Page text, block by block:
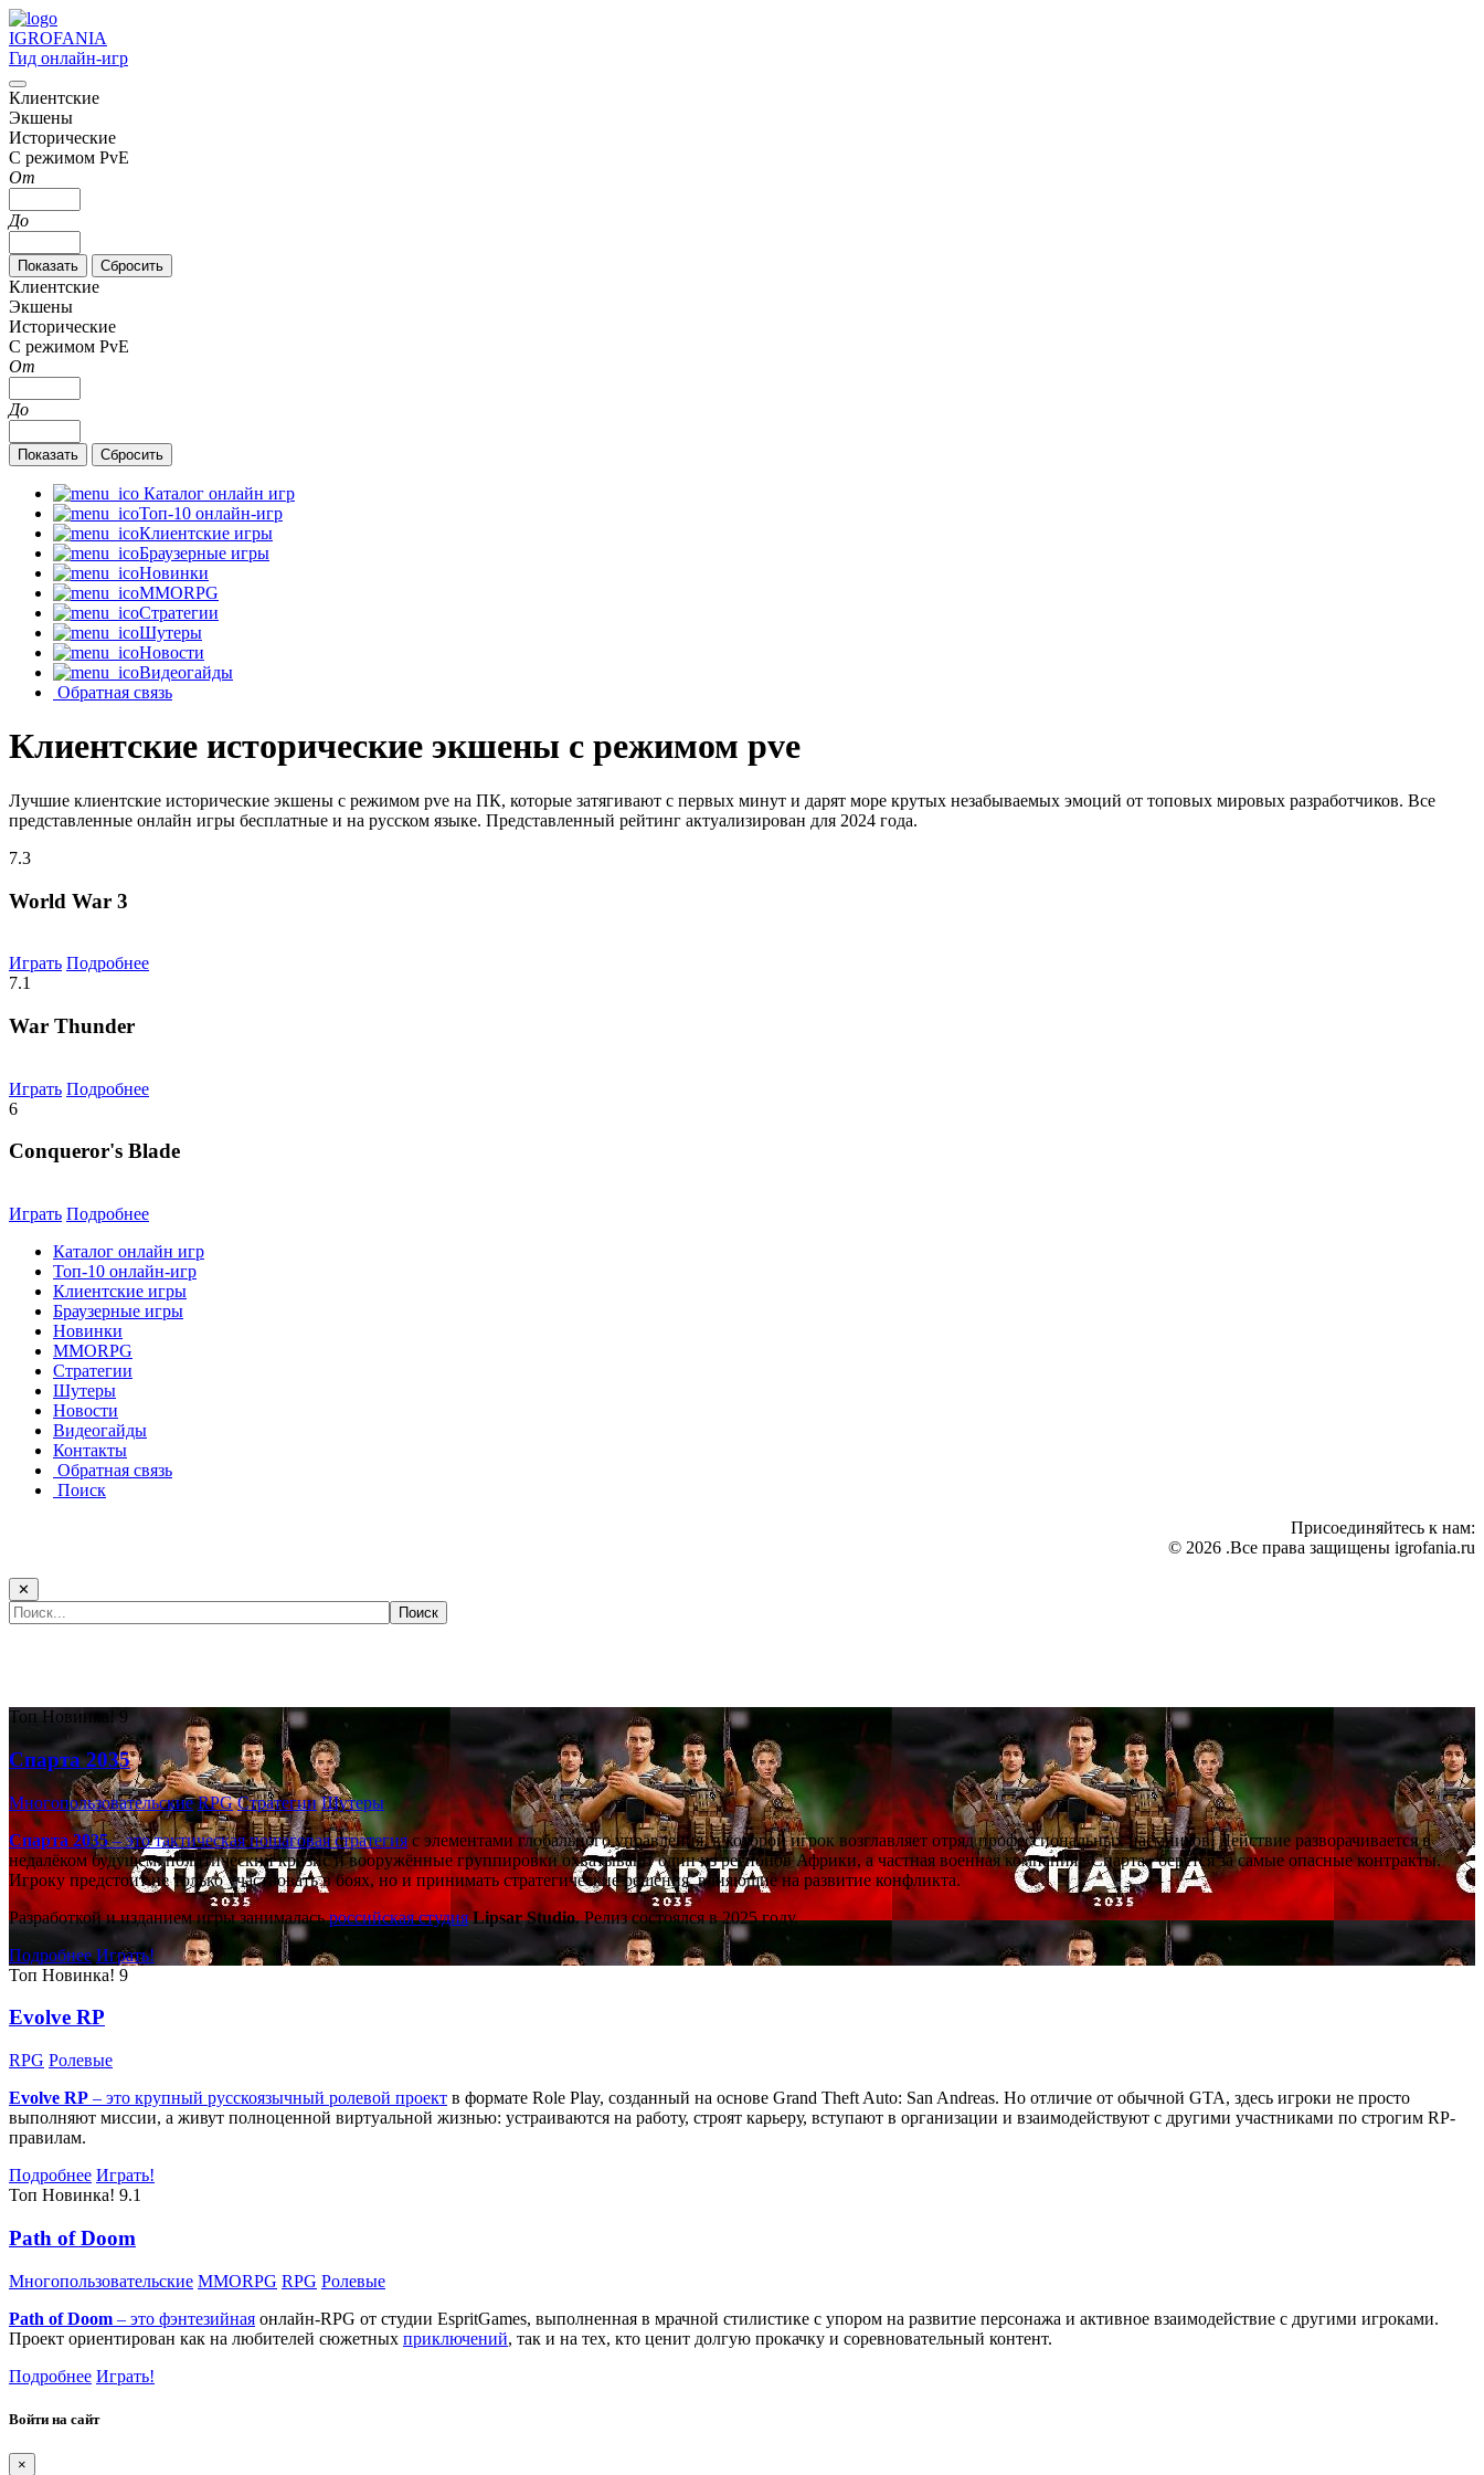
IGROFANIA
Гид онлайн-игр
Клиентские
Экшены
Исторические
С режимом PvE
От
До
Клиентские
Экшены
Исторические
С режимом PvE
От
До
Каталог онлайн игр
Топ-10 онлайн-игр
Клиентские игры
Браузерные игры
Новинки
MMORPG
Стратегии
Шутеры
Новости
Видеогайды
Обратная связь
Клиентские исторические экшены с режимом pve
Лучшие клиентские исторические экшены с режимом pve на ПК, которые затягивают с первых минут и дарят море крутых незабываемых эмоций от топовых мировых разработчиков. Все
представленные онлайн игры бесплатные и на русском языке. Представленный рейтинг актуализирован для 2024 года.
7.3
World War 3
Играть Подробнее
7.1
War Thunder
Играть Подробнее
6
Conqueror's Blade
Играть Подробнее
Каталог онлайн игр
Топ-10 онлайн-игр
Клиентские игры
Браузерные игры
Новинки
MMORPG
Стратегии
Шутеры
Новости
Видеогайды
Контакты
Обратная связь
Поиск
Присоединяйтесь к нам:
© 2026 .Все права защищены igrofania.ru
✕
Топ Новинка! 9
Спарта 2035
Многопользовательские RPG Стратегии Шутеры
Спарта 2035– это тактическаяпошаговая стратегияс элементами глобального управления, в которой игрок возглавляет отряд профессиональных наёмников. Действие разворачивается в
недалёком будущем: политический кризис и вооружённые группировки охватывают один из регионов Африки, а частная военная компания «Спарта» берётся за самые опасные контракты.
Игроку предстоит не только участвовать в боях, но и принимать стратегические решения, влияющие на развитие конфликта.
Разработкой и изданием игры занималасьроссийская студия Lipsar Studio. Релиз состоялся в 2025 году.
Подробнее Играть!
Топ Новинка! 9
Evolve RP
RPG Ролевые
Evolve RP – это крупный русскоязычный ролевой проект в формате Role Play, созданный на основе Grand Theft Auto: San Andreas. Но отличие от обычной GTA, здесь игроки не просто
выполняют миссии, а живут полноценной виртуальной жизнью: устраиваются на работу, строят карьеру, вступают в организации и взаимодействуют с другими участниками по строгим RP-
правилам.
Подробнее Играть!
Топ Новинка! 9.1
Path of Doom
Многопользовательские MMORPG RPG Ролевые
Path of Doom – это фэнтезийная онлайн-RPG от студии EspritGames, выполненная в мрачной стилистике с упором на развитие персонажа и активное взаимодействие с другими игроками.
Проект ориентирован как на любителей сюжетных приключений, так и на тех, кто ценит долгую прокачку и соревновательный контент.
Подробнее Играть!
Войти на сайт
×